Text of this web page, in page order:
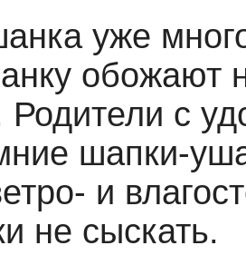
уже
обожают
Родители с
шапки-
и
не сыскать.